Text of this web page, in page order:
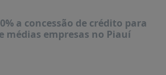
a concessão de crédito para
médias empresas no Piauí